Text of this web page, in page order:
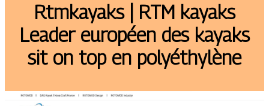
Rtmkayaks | RTM kayaks
Leader européen des kayaks
sit on top en polyéthylène